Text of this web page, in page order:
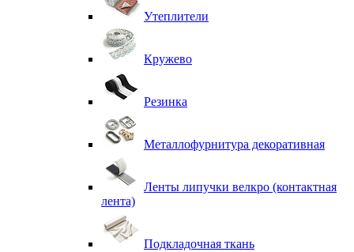
Утеплители
Кружево
Резинка
Металлофурнитура декоративная
Ленты липучки велкро (контактная
лента)
Подкладочная ткань